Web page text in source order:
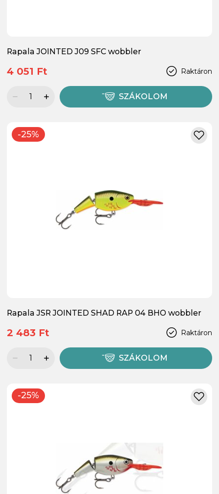
Rapala JOINTED J09 SFC wobbler
Raktáron
4 051 Ft
SZÁKOLOM
-25%
Rapala JSR JOINTED SHAD RAP 04 BHO wobbler
Raktáron
2 483 Ft
SZÁKOLOM
-25%